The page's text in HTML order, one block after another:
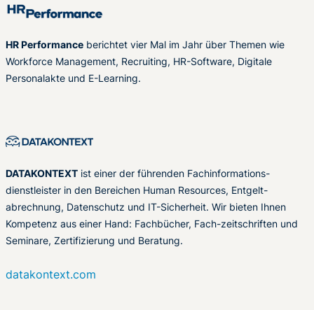
HR Performance berichtet vier Mal im Jahr über Themen wie
Workforce Management, Recruiting, HR-Software, Digitale
Personalakte und E-Learning.
DATAKONTEXT ist einer der führenden Fachinformations-
dienstleister in den Bereichen Human Resources, Entgelt-
abrechnung, Datenschutz und IT-Sicherheit. Wir bieten Ihnen
Kompetenz aus einer Hand: Fachbücher, Fach-zeitschriften und
Seminare, Zertifizierung und Beratung.
datakontext.com